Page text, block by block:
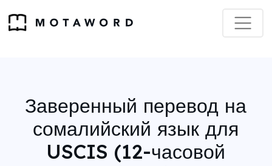
Заверенный перевод на
сомалийский язык для
USCIS (12-часовой